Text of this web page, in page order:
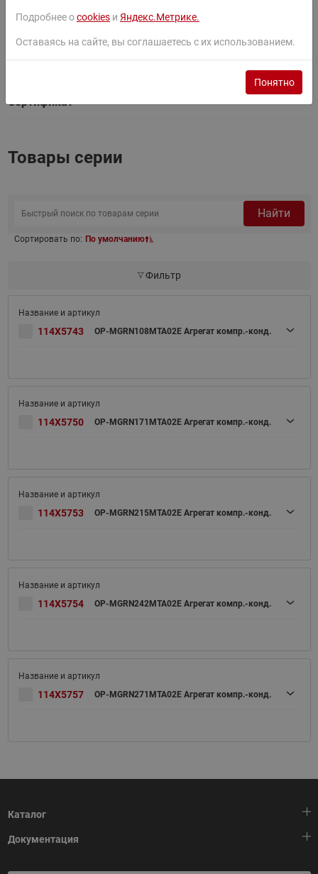
Паспорт
Сертификат
Товары серии
Найти
Сортировать по: По умолчанию
Фильтр
114X5743 OP-MGRN108MTA02E Агрегат компр.-конд.
114X5750 OP-MGRN171MTA02E Агрегат компр.-конд.
114X5753 OP-MGRN215MTA02E Агрегат компр.-конд.
114X5754 OP-MGRN242MTA02E Агрегат компр.-конд.
114X5757 OP-MGRN271MTA02E Агрегат компр.-конд.
Каталог
Тепловая автоматика
Холодильная техника
Документация
HeatPlatform (Тепловая платформа)
Подробнее оcookies и Яндекс.Метрике.
Оставаясь на сайте, вы соглашаетесь с их использованием.
Понятно